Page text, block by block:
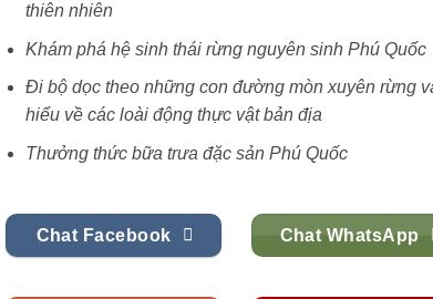
thiên nhiên
Khám phá hệ sinh thái rừng nguyên sinh Phú Quốc
Đi bộ dọc theo những con đường mòn xuyên rừng
hiểu về các loài động thực vật bản địa
Thưởng thức bữa trưa đặc sản Phú Quốc
Chat Facebook Chat WhatsApp